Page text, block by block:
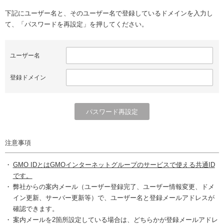
下記にユーザー名と、そのユーザー名で登録しているドメインを入力し
て、「パスワードを再設定」を押してください。
ユーザー名
登録ドメイン
注意事項
GMO IDとはGMOインターネットグループのサービスで使える共通ID
です。
弊社からの案内メール（ユーザー登録完了、ユーザー情報変更、ドメ
イン更新、サーバー更新等）で、ユーザー名と登録メールアドレスが
確認できます。
案内メールを2箇所設定している場合は、どちらかが登録メールアドレ